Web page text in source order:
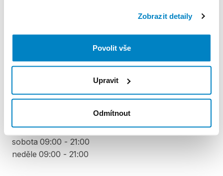
Zobrazit detaily
Povolit vše
Upravit
Odmítnout
VYZVEDNUTÍ A VRÁCENÍ VYBAVENÍ
úterý 09:00 - 21:00
pátek 09:00 - 21:00
sobota 09:00 - 21:00
neděle 09:00 - 21:00